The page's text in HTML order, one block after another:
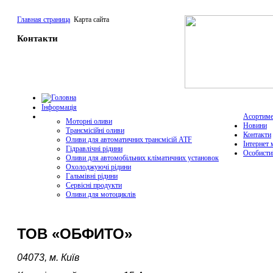
Інформація
Моторні оливи
Трансмісійні оливи
Оливи для автоматичних трансмісій ATF
Гідравлічні рідини
Оливи для автомобільних кліматичних установок
Охолоджуючі рідини
Гальмівні рідини
Сервісні продукти
Оливи для мотоциклів
Новини
Контакти
Інтернет
Главная страница Карта сайта
Контакти
ТОВ «ОБФИТО»
04073, м. Київ